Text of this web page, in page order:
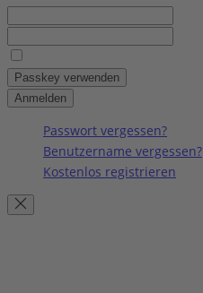
Passkey verwenden
Anmelden
Passwort vergessen?
Benutzername vergessen?
Kostenlos registrieren